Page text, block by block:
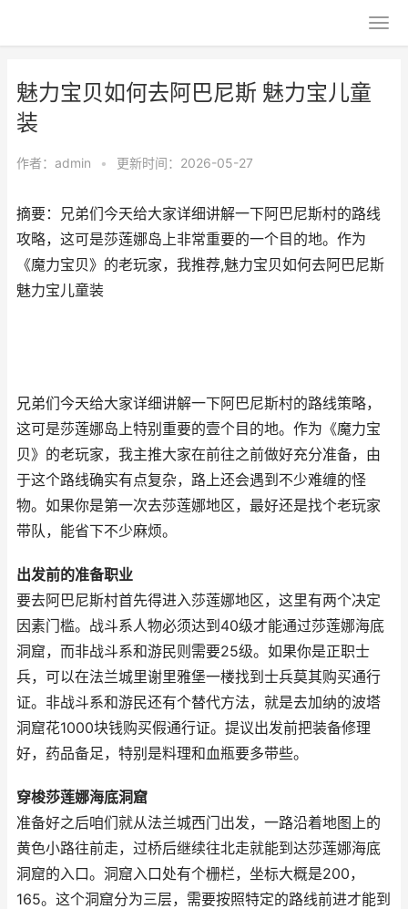
魅力宝贝如何去阿巴尼斯 魅力宝儿童
装
作者： admin • 更新时间：2026-05-27
摘要：兄弟们今天给大家详细讲解一下阿巴尼斯村的路线
攻略，这可是莎莲娜岛上非常重要的一个目的地。作为
《魔力宝贝》的老玩家，我推荐,魅力宝贝如何去阿巴尼斯
魅力宝儿童装
兄弟们今天给大家详细讲解一下阿巴尼斯村的路线策略，
这可是莎莲娜岛上特别重要的壹个目的地。作为《魔力宝
贝》的老玩家，我主推大家在前往之前做好充分准备，由
于这个路线确实有点复杂，路上还会遇到不少难缠的怪
物。如果你是第一次去莎莲娜地区，最好还是找个老玩家
带队，能省下不少麻烦。
出发前的准备职业
要去阿巴尼斯村首先得进入莎莲娜地区，这里有两个决定
因素门槛。战斗系人物必须达到40级才能通过莎莲娜海底
洞窟，而非战斗系和游民则需要25级。如果你是正职士
兵，可以在法兰城里谢里雅堡一楼找到士兵莫其购买通行
证。非战斗系和游民还有个替代方法，就是去加纳的波塔
洞窟花1000块钱购买假通行证。提议出发前把装备修理
好，药品备足，特别是料理和血瓶要多带些。
穿梭莎莲娜海底洞窟
准备好之后咱们就从法兰城西门出发，一路沿着地图上的
黄色小路往前走，过桥后继续往北走就能到达莎莲娜海底
洞窟的入口。洞窟入口处有个栅栏，坐标大概是200，
165。这个洞窟分为三层，需要按照特定的路线前进才能到